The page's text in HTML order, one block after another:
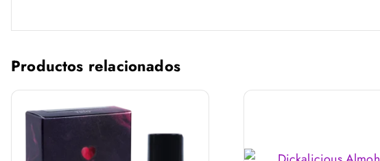
Productos relacionados